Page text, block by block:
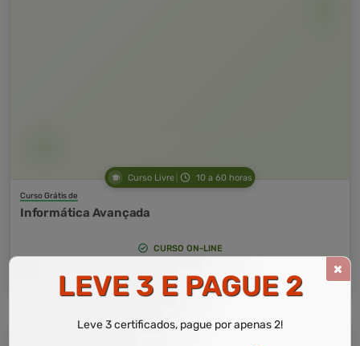
Curso Livre 10 a 60 horas
Curso Grátis de
Informática Avançada
CURSO ON-LINE
LEVE 3 E PAGUE 2
Leve 3 certificados, pague por apenas 2!